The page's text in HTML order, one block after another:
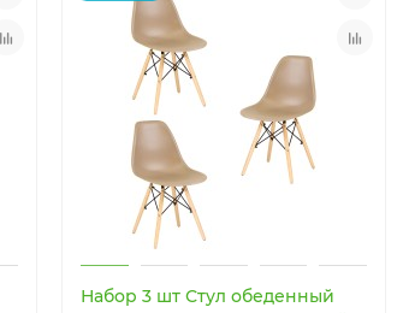
Набор 3 шт Стул обеденный